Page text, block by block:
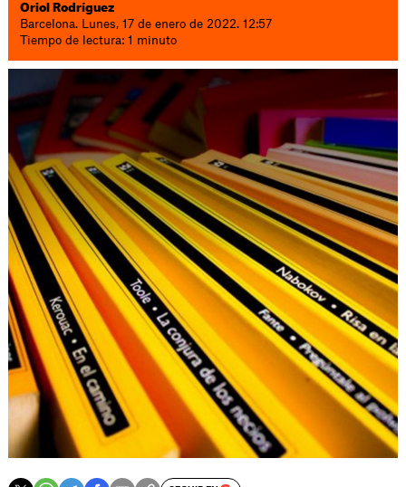
Oriol Rodríguez
Barcelona. Lunes, 17 de enero de 2022. 12:57
Tiempo de lectura: 1 minuto